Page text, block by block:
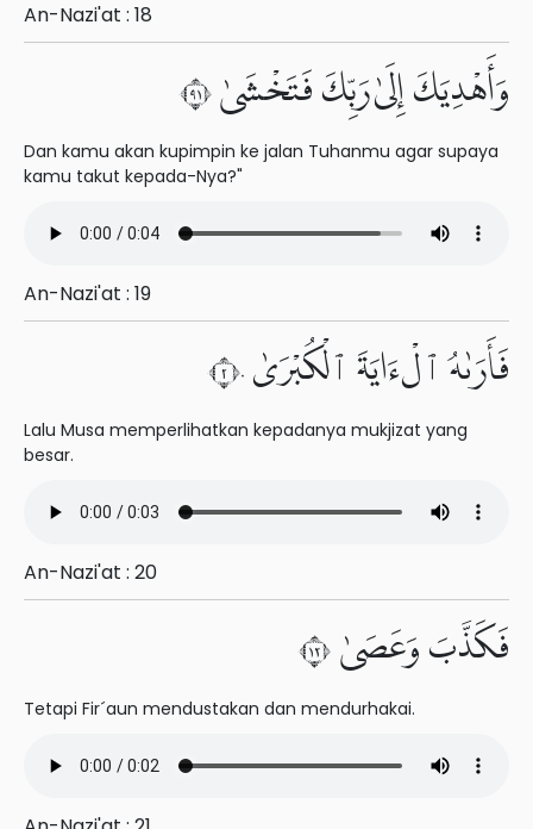
An-Nazi'at : 18
وَأَهْدِيَكَ إِلَىٰ رَبِّكَ فَتَخْشَىٰ ١٩
Dan kamu akan kupimpin ke jalan Tuhanmu agar supaya
kamu takut kepada-Nya?"
An-Nazi'at : 19
فَأَرَىٰهُ ٱلْءَايَةَ ٱلْكُبْرَىٰ ٢٠
Lalu Musa memperlihatkan kepadanya mukjizat yang
besar.
An-Nazi'at : 20
فَكَذَّبَ وَعَصَىٰ ٢١
Tetapi Fir´aun mendustakan dan mendurhakai.